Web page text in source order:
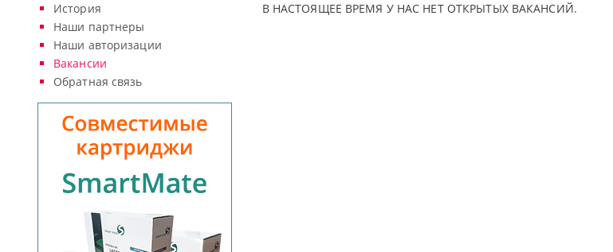
История
Наши партнеры
Наши авторизации
Вакансии
Обратная связь
В НАСТОЯЩЕЕ ВРЕМЯ У НАС НЕТ ОТКРЫТЫХ ВАКАНСИЙ.